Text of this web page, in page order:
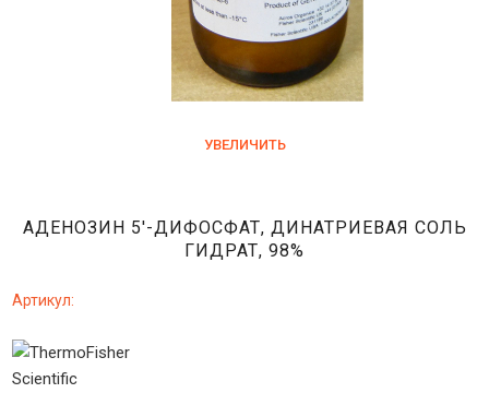
УВЕЛИЧИТЬ
АДЕНОЗИН 5'-ДИФОСФАТ, ДИНАТРИЕВАЯ СОЛЬ
ГИДРАТ, 98%
Артикул: